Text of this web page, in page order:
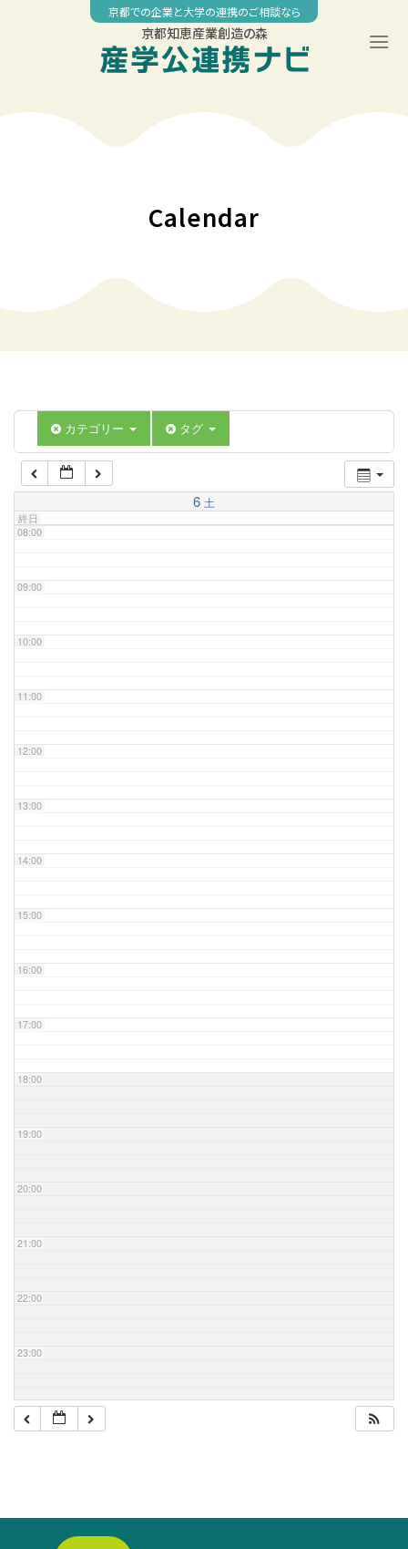
京都での企業と大学の連携のご相談なら
京都知恵産業創造の森
Calendar
カテゴリー タグ
6 土
終日
04:00
07:00
08:00
09:00
10:00
11:00
12:00
13:00
14:00
15:00
16:00
17:00
18:00
19:00
20:00
21:00
22:00
23:00